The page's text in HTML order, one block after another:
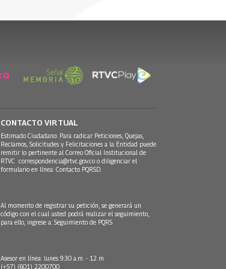
CONTACTO VIRTUAL
Estimado Ciudadano: Para radicar Peticiones, Quejas,
Reclamos, Solicitudes y Felicitaciones a la Entidad puede
remitir lo pertinente al Correo Oficial Institucional de
RTVC correspondencia@rtvc.gov.co o diligenciar el
formulario en línea: Contacto PQRSD.
Al momento de registrar su petición, se generará un
código con el cual usted podrá realizar el seguimiento,
para ello, ingrese a: Seguimiento de PQRS
Asesor en línea: lunes 9:30 a.m. - 12 m
(+57) (601) 2200700